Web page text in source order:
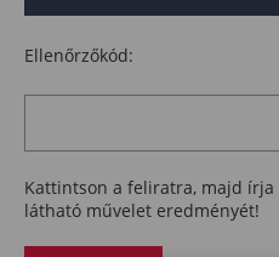
Ellenőrzőkód:
Kattintson a feliratra, majd írja
látható művelet eredményét!